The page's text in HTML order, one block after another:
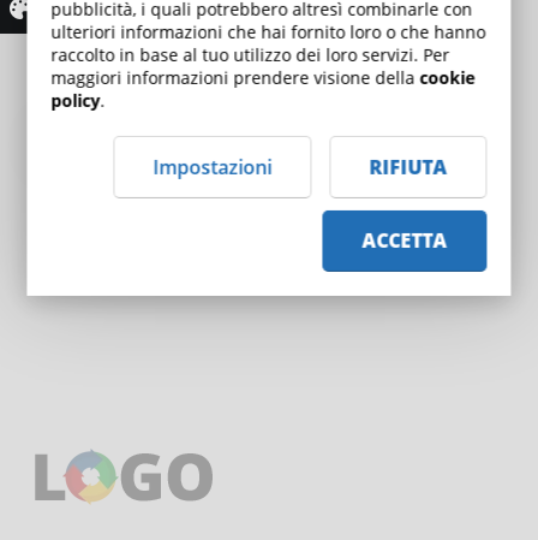
Suite Microsoft
Office
150,00€
Corsi: 7 / 7
pubblicità, i quali potrebbero altresì combinarle con
ulteriori informazioni che hai fornito loro o che hanno
raccolto in base al tuo utilizzo dei loro servizi. Per
maggiori informazioni prendere visione dellacookie
policy.
Impostazioni RIFIUTA
ACCETTA